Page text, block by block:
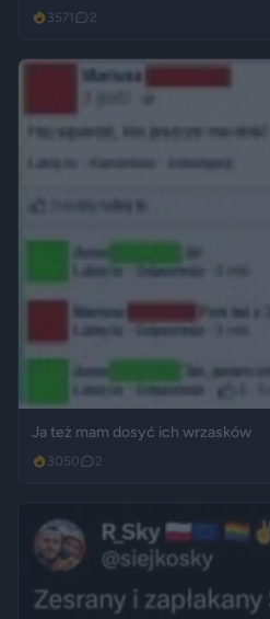
3571 2
Ja też mam dosyć ich wrzasków
3050 2